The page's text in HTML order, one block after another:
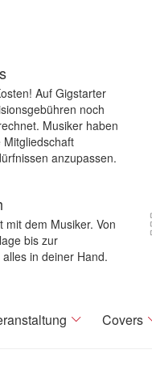
Auf Gigstarter
noch
Musiker haben
anzupassen.
mit dem Musiker. Von
bis zur
in deiner Hand.
Covers